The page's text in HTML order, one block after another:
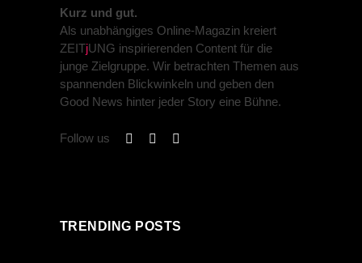
Kurz und gut.
Als unabhängiges Online-Magazin kreiert
ZEITjUNG inspirierenden Content für die
junge Zielgruppe. Wir betrachten Themen aus
spannenden Blickwinkeln und geben den
Good News hinter jeder Story eine Bühne.
Follow us
TRENDING POSTS